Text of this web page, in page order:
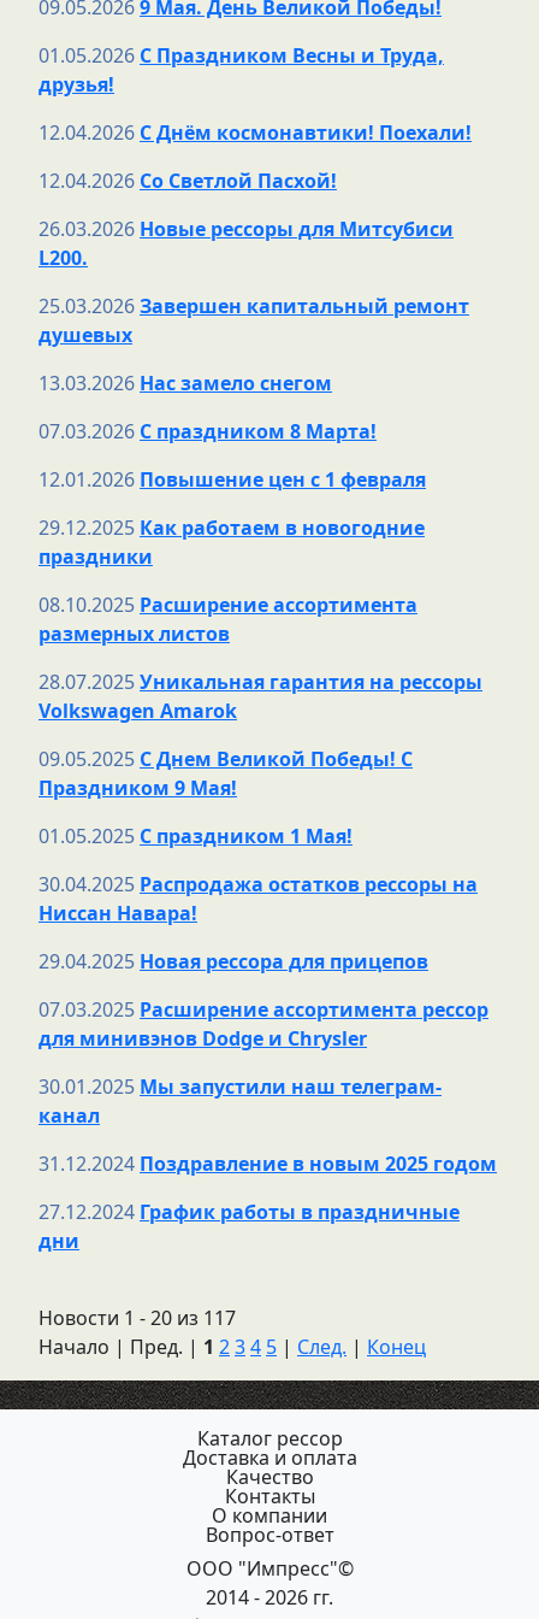
09.05.20269 Мая. День Великой Победы!
01.05.2026 С Праздником Весны и Труда,
друзья!
12.04.2026 С Днём космонавтики! Поехали!
12.04.2026 Со Светлой Пасхой!
26.03.2026 Новые рессоры для Митсубиси
L200.
25.03.2026Завершен капитальный ремонт
душевых
13.03.2026 Нас замело снегом
07.03.2026 С праздником 8 Марта!
12.01.2026 Повышение цен с 1 февраля
29.12.2025 Как работаем в новогодние
праздники
08.10.2025 Расширение ассортимента
размерных листов
28.07.2025Уникальная гарантия на рессоры
Volkswagen Amarok
09.05.2025 С Днем Великой Победы! С
Праздником 9 Мая!
01.05.2025 С праздником 1 Мая!
30.04.2025 Распродажа остатков рессоры на
Ниссан Навара!
29.04.2025 Новая рессора для прицепов
07.03.2025 Расширение ассортимента рессор
для минивэнов Dodge и Chrysler
30.01.2025 Мы запустили наш телеграм-
канал
31.12.2024 Поздравление в новым 2025 годом
27.12.2024 График работы в праздничные
дни
Новости 1 - 20 из 117
Начало | Пред. | 1 234 5 | След. | Конец
Каталог рессор
Доставка и оплата
Качество
Контакты
О компании
Вопрос-ответ
ООО "Импресс"©
2014 - 2026 гг.